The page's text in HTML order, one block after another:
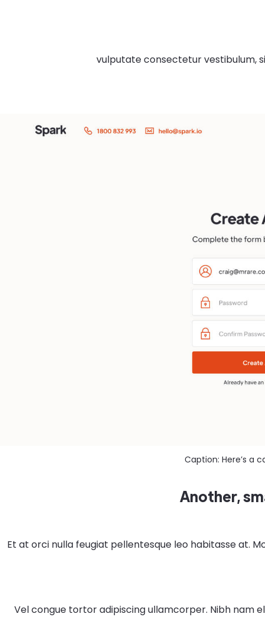
vulputate consectetur vestibulum,
Caption: Here’s a
Another,
Et at orci nulla feugiat pellentesque leo habitasse at.
Vel congue tortor adipiscing ullamcorper. Nibh nam